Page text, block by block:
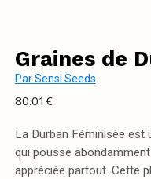
Graines de
ParSensi Seeds
80.01 €
La Durban Féminisée est
qui pousse
appréciée partout. Cette